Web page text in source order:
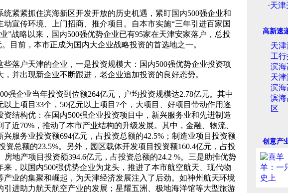
紧紧抓住滨海新区开发开放的历史机遇，紧盯国内500强企业和
动宣传环境、上门招商、推介项目。自本市实施“三年引进百家国
”战略以来，国内500强优势企业已有95家在天津安家落户，总投
。目前，本市正成为国内大企业战略投资的首选地之一。
户天津的企业，一是投资规模大：国内500强优势企业投资项
，并出现新企业不断跟进，老企业追加投资的良好态势。
企业当年投资到位额264亿元，户均投资规模达2.78亿元。其中
以上项目33个，50亿元以上项目7个，大项目、好项目带动作用逐
资结构优：在国内500强企业投资项目中，新兴服务业和先进制造
了近70%，推动了本市产业结构的升级发展。其中，金融、物流、
兴服务业投资额694亿元，占投资总额的42.5%；制造业项目投资额
资总额的23.5%。另外，园区载体开发项目投资额160.4亿元，占投
房地产项目投资额394.6亿元，占投资总额的24.2 %。三是助推优势
来，以国内500强优势企业为龙头，推进了本市航空航天、现代物
产业的集聚和崛起，为天津经济发展注入了后劲。如神州航天环境
引进助力航天航空产业的发展；星耀五洲、极地海洋馆等大型旅游
·天
高新速
天
工
滨
天
滨
滨
区
创意产